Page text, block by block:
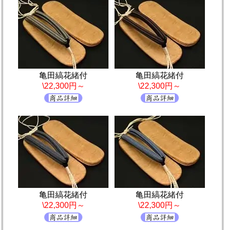
亀田縞花緒付
\22,300円～
亀田縞花緒付
\22,300円～
亀田縞花緒付
\22,300円～
亀田縞花緒付
\22,300円～